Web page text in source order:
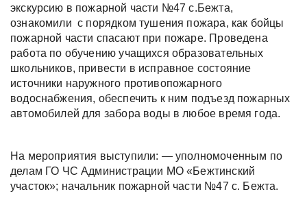
экскурсию в пожарной части №47 с.Бежта,
ознакомили с порядком тушения пожара, как бойцы
пожарной части спасают при пожаре. Проведена
работа по обучению учащихся образовательных
школьников, привести в исправное состояние
источники наружного противопожарного
водоснабжения, обеспечить к ним подъезд пожарных
автомобилей для забора воды в любое время года.
На мероприятия выступили: — уполномоченным по
делам ГО ЧС Администрации МО «Бежтинский
участок»; начальник пожарной части №47 с. Бежта.